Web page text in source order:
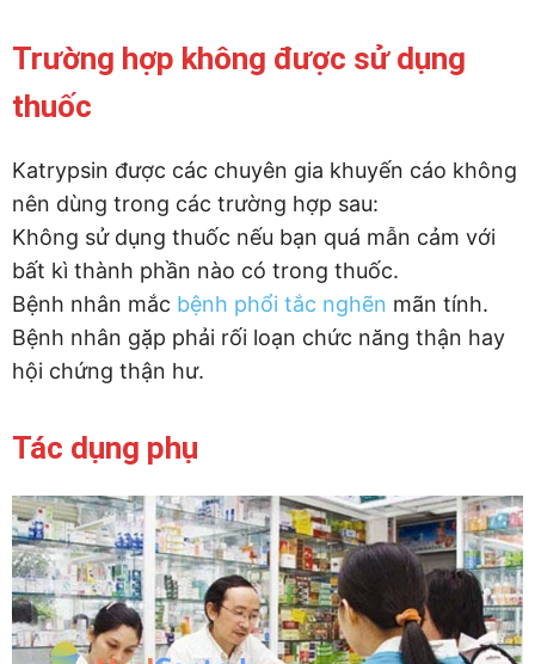
Trường hợp không được sử dụng
thuốc
Katrypsin được các chuyên gia khuyến cáo không
nên dùng trong các trường hợp sau:
Không sử dụng thuốc nếu bạn quá mẫn cảm với
bất kì thành phần nào có trong thuốc.
Bệnh nhân mắc bệnh phổi tắc nghẽn mãn tính.
Bệnh nhân gặp phải rối loạn chức năng thận hay
hội chứng thận hư.
Tác dụng phụ